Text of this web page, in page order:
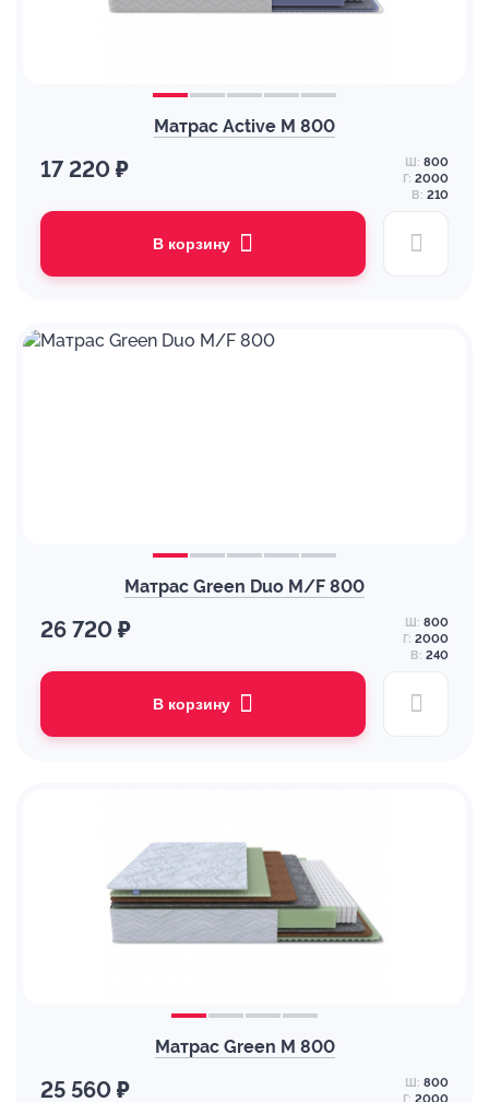
Матрас Active M 800
17 220 ₽ Ш: 800
Г: 2000
В: 210
В корзину
Матрас Green Duo M/F 800
26 720 ₽ Ш: 800
Г: 2000
В: 240
В корзину
Матрас Green M 800
25 560 ₽ Ш: 800